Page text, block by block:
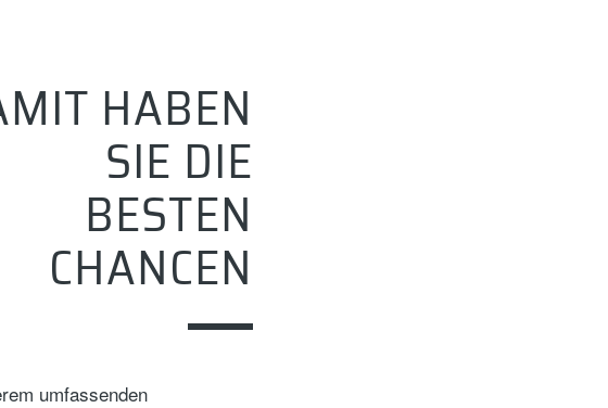
HABEN
SIE DIE
BESTEN
CHANCEN
umfassenden